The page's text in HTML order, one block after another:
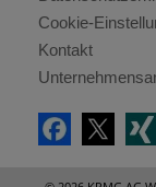
Cookie-
Kontakt